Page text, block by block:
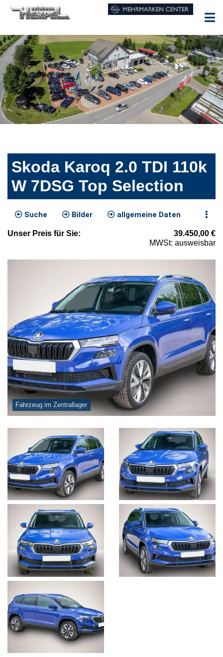
Skoda Karoq 2.0 TDI 110k
W 7DSG Top Selection
Suche Bilder allgemeine Daten
Unser Preis für Sie: 39.450,00 €
MWSt: ausweisbar
Fahrzeug im Zentrallager